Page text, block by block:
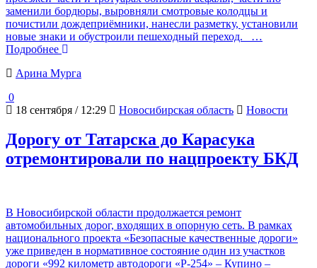
заменили бордюры, выровняли смотровые колодцы и
почистили дождеприёмники, нанесли разметку, установили
новые знаки и обустроили пешеходный переход.
…
Подробнее
Арина Мурга
0
18 сентября / 12:29
Новосибирская область Новости
Дорогу от Татарска до Карасука
отремонтировали по нацпроекту БКД
В Новосибирской области продолжается ремонт
автомобильных дорог, входящих в опорную сеть. В рамках
национального проекта «Безопасные качественные дороги»
уже приведен в нормативное состояние один из участков
дороги «992 километр автодороги «Р-254» – Купино –